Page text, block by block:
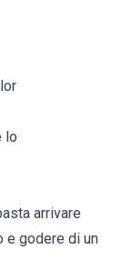
lo
arrivare
e godere di un